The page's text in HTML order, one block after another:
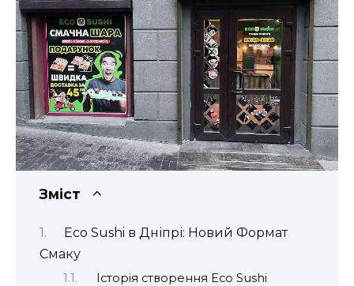
Зміст
Eco Sushi в Дніпрі: Новий Формат
Смаку
Історія створення Eco Sushi